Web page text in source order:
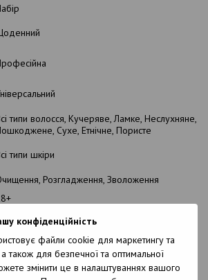
конфіденційність
файли cookie для маркетингу та
а також для безпечної та оптимальної
змінити це в налаштуваннях вашого
типи волосся, Кучеряве, Ламке, Неслухняне,
Сухе, Етнічне, Пористе
типи шкіри
Розгладження, Зволоження